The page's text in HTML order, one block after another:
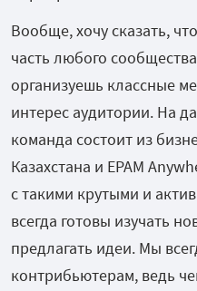
Вообще, хочу сказать,
часть любого
организуешь классные
интерес аудитории. На
команда состоит из
Казахстана и EPAM
с такими крутыми и
всегда готовы изучать
предлагать идеи. Мы
контрибьютерам, ведь